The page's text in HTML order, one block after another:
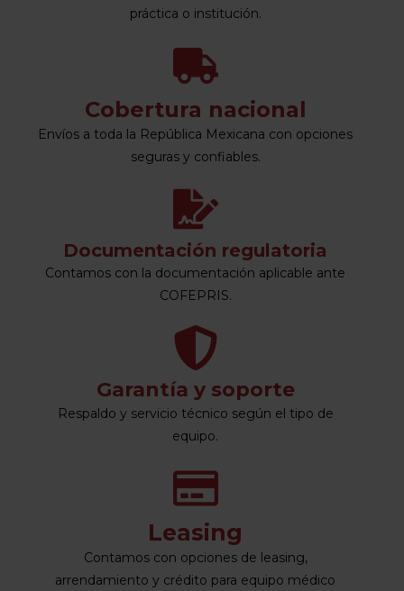
práctica o institución.
Cobertura nacional
Envíos a toda la República Mexicana con opciones
seguras y confiables.
Documentación regulatoria
Contamos con la documentación aplicable ante
COFEPRIS.
Garantía y soporte
Respaldo y servicio técnico según el tipo de
equipo.
Leasing
Contamos con opciones de leasing,
arrendamiento y crédito para equipo médico